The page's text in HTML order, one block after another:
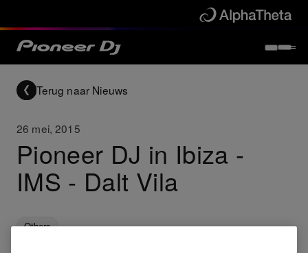
Terug naar Nieuws
26 mei, 2015
Pioneer DJ in Ibiza -
IMS - Dalt Vila
Others